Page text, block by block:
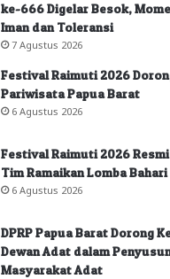
ke-666 Digelar Besok,
Iman dan Toleransi
7 Agustus 2026
Festival Raimuti 2026
Pariwisata Papua Barat
6 Agustus 2026
Festival Raimuti 2026 Resmi
Tim Ramaikan Lomba
6 Agustus 2026
DPRP Papua Barat Dorong
Dewan Adat dalam
Masyarakat Adat